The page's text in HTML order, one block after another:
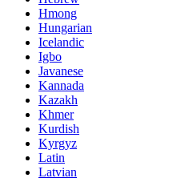
Hmong
Hungarian
Icelandic
Igbo
Javanese
Kannada
Kazakh
Khmer
Kurdish
Kyrgyz
Latin
Latvian